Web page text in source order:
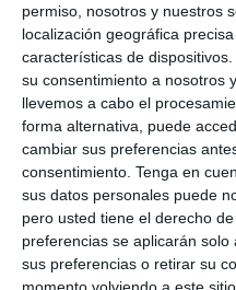
permiso, nosotros y nuestros
localización geográfica
características de
su consentimiento a nosotros
llevemos a cabo el
forma alternativa, puede
cambiar sus preferencias
consentimiento. Tenga en
sus datos personales puede
pero usted tiene el derecho
preferencias se aplicarán
sus preferencias o retirar su
La compañía destaca que,
contacto,el modelo de
cualquier momento, el
un agente humano, y un
acceso directo al equipo.
Más allá de la atención al
la inteligencia artificial en
compañía ya trabaja con
para personalizar seguros y
Si quiere recibir
esta, pinche aquí.